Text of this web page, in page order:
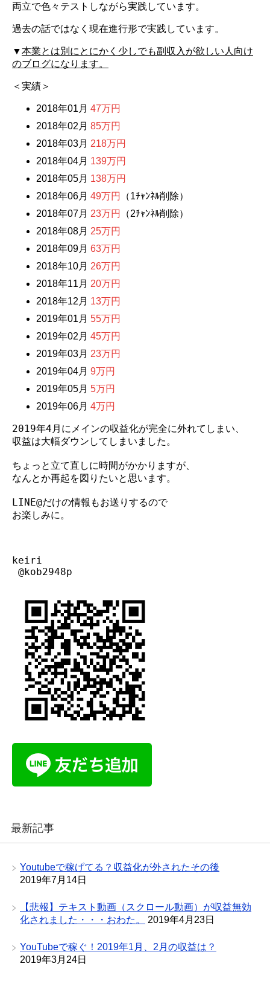
両立で色々テストしながら実践しています。
過去の話ではなく現在進行形で実践しています。
▼本業とは別にとにかく少しでも副収入が欲しい人向け
のブログになります。
＜実績＞
2018年01月 47万円
2018年02月 85万円
2018年03月 218万円
2018年04月 139万円
2018年05月 138万円
2018年06月 49万円
（1ﾁｬﾝﾈﾙ削除）
2018年07月 23万円
（2ﾁｬﾝﾈﾙ削除）
2018年08月 25万円
2018年09月 63万円
2018年10月 26万円
2018年11月 20万円
2018年12月 13万円
2019年01月 55万円
2019年02月 45万円
2019年03月 23万円
2019年04月 9万円
2019年05月 5万円
2019年06月 4万円
2019年4月にメインの収益化が完全に外れてしまい、
収益は大幅ダウンしてしまいました。
ちょっと立て直しに時間がかかりますが、
なんとか再起を図りたいと思います。
LINE@だけの情報もお送りするので
お楽しみに。
keiri
@kob2948p
最新記事
Youtubeで稼げてる？収益化が外されたその後
2019年7月14日
【悲報】テキスト動画（スクロール動画）が収益無効
化されました・・・おわた。
2019年4月23日
YouTubeで稼ぐ！2019年1月、2月の収益は？
2019年3月24日